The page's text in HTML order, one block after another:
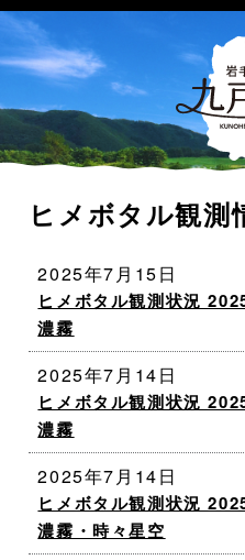
ヒメボタル観測
2025年7月15日
ヒメボタル観測状況
濃霧
2025年7月14日
ヒメボタル観測状況
濃霧
2025年7月14日
ヒメボタル観測状況
濃霧・時々星空